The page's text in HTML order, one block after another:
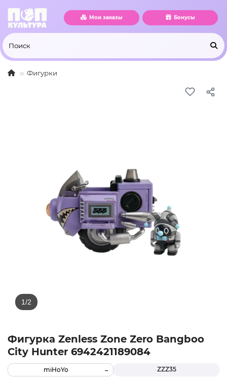
Мои заказы Бонусы
Фигурки
Фигурка Zenless Zone Zero Bangboo
City Hunter 6942421189084
ZZZ35
miHoYo